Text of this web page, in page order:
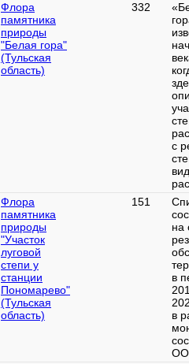
Флора
памятника
природы
"Белая гора"
(Тульская
область)
332
с
Флора
памятника
природы
"Участок
луговой
степи у
станции
Пономарево"
(Тульская
область)
151
на
в
в